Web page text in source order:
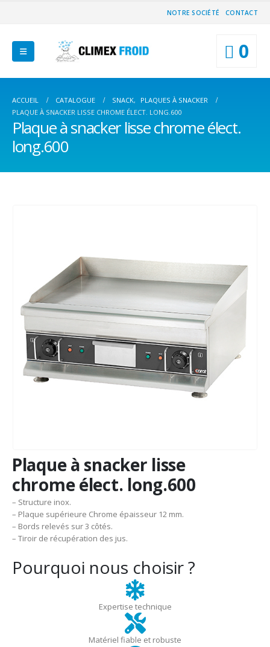
NOTRE SOCIÉTÉ CONTACT
0
ACCUEIL CATALOGUE SNACK,
PLAQUES À SNACKER
PLAQUE À SNACKER LISSE CHROME ÉLECT. LONG.600
Plaque à snacker lisse chrome élect.
long.600
Plaque à snacker lisse
chrome élect. long.600
– Structure inox.
– Plaque supérieure Chrome épaisseur 12 mm.
– Bords relevés sur 3 côtés.
– Tiroir de récupération des jus.
Pourquoi nous choisir ?
Expertise technique
Matériel fiable et robuste